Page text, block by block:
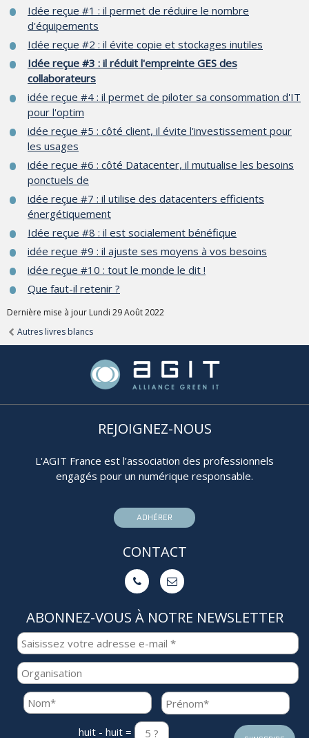
Idée reçue #1 : il permet de réduire le nombre
d'équipements
Idée reçue #2 : il évite copie et stockages inutiles
Idée reçue #3 : il réduit l'empreinte GES des
collaborateurs
idée reçue #4 : il permet de piloter sa consommation d'IT
pour l'optim
idée reçue #5 : côté client, il évite l'investissement pour
les usages
idée reçue #6 : côté Datacenter, il mutualise les besoins
ponctuels de
idée reçue #7 : il utilise des datacenters efficients
énergétiquement
Idée reçue #8 : il est socialement bénéfique
idée reçue #9 : il ajuste ses moyens à vos besoins
idée reçue #10 : tout le monde le dit !
Que faut-il retenir ?
Dernière mise à jour Lundi 29 Août 2022
Autres livres blancs
REJOIGNEZ-NOUS
L'AGIT France est l’association des professionnels
engagés pour un numérique responsable.
ADHÉRER
CONTACT
 
ABONNEZ-VOUS À NOTRE NEWSLETTER
huit - huit =